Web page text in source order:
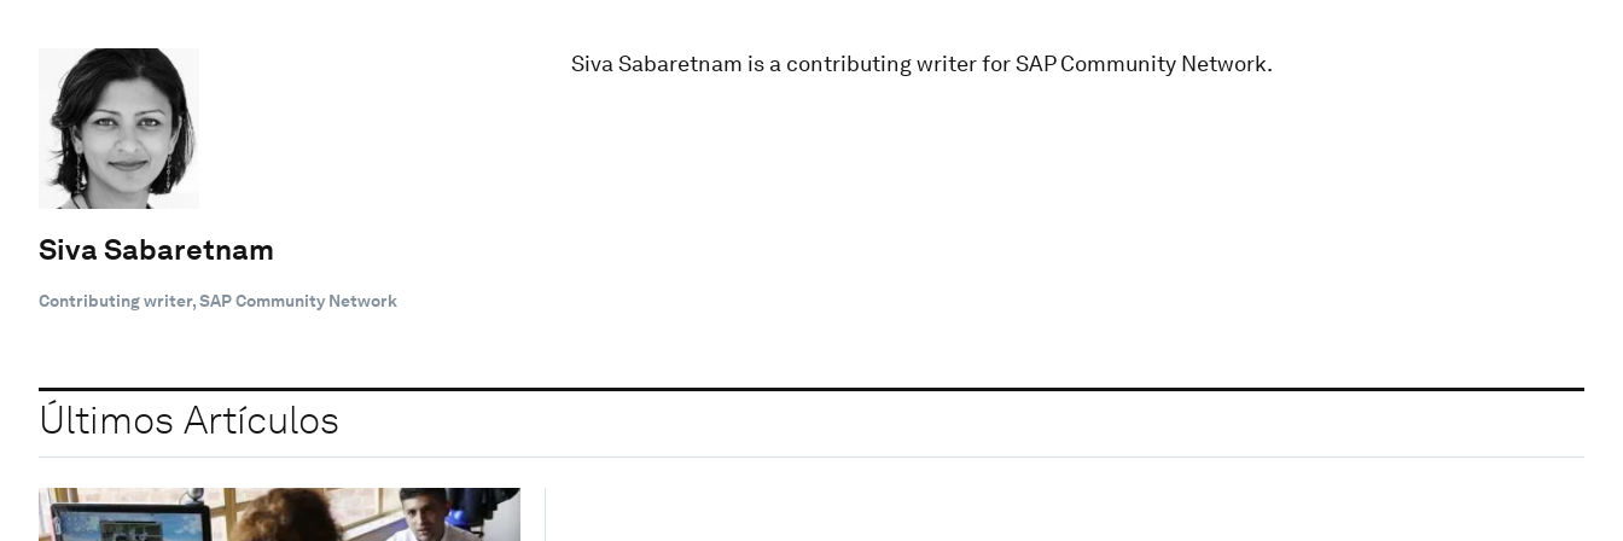
Siva Sabaretnam
Contributing writer, SAP Community Network
Siva Sabaretnam is a contributing writer for SAP Community Network.
Últimos Artículos